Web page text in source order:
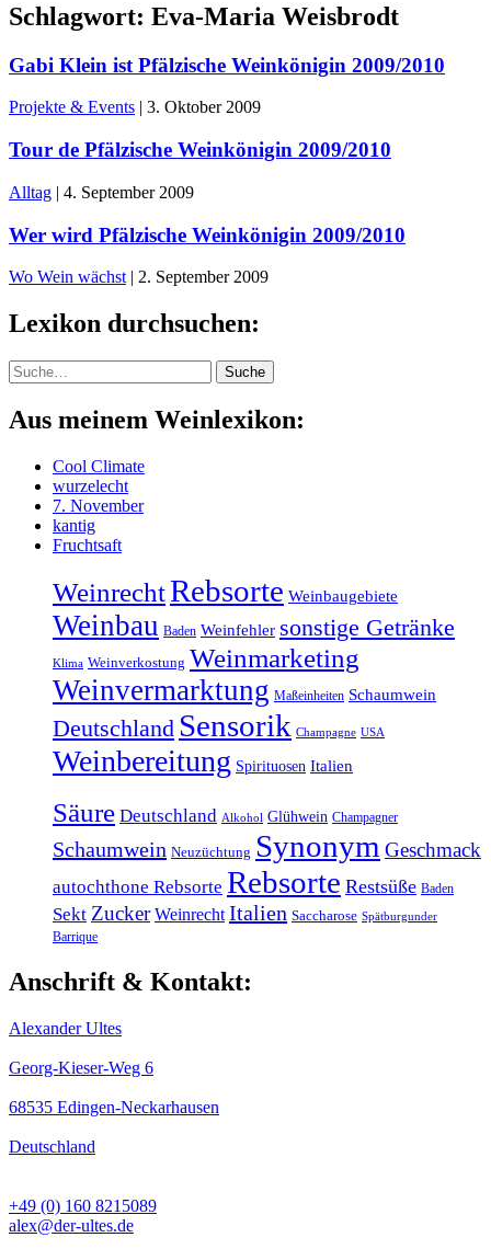
Schlagwort: Eva-Maria Weisbrodt
Gabi Klein ist Pfälzische Weinkönigin 2009/2010
Projekte & Events | 3. Oktober 2009
Tour de Pfälzische Weinkönigin 2009/2010
Alltag | 4. September 2009
Wer wird Pfälzische Weinkönigin 2009/2010
Wo Wein wächst | 2. September 2009
Lexikon durchsuchen:
Suche Suche
Aus meinem Weinlexikon:
Cool Climate
wurzelecht
7. November
kantig
Fruchtsaft
WeinrechtRebsorte Weinbaugebiete
Weinbau Baden Weinfehler sonstige Getränke
Klima Weinverkostung Weinmarketing
Weinvermarktung Maßeinheiten Schaumwein
Deutschland Sensorik Champagne USA
Weinbereitung Spirituosen Italien
Säure Deutschland Alkohol Glühwein Champagner
Schaumwein Neuzüchtung Synonym Geschmack
autochthone Rebsorte Rebsorte Restsüße Baden
Sekt Zucker Weinrecht Italien Saccharose Spätburgunder
Barrique
Anschrift & Kontakt:
Alexander Ultes
Georg-Kieser-Weg 6
68535 Edingen-Neckarhausen
Deutschland
+49 (0) 160 8215089
alex@der-ultes.de